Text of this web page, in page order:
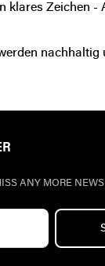
Zeichen -
nachhaltig
ANY MORE